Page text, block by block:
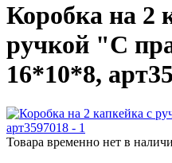
Коробка на 2
ручкой "С
16*10*8,
Товара временно нет в